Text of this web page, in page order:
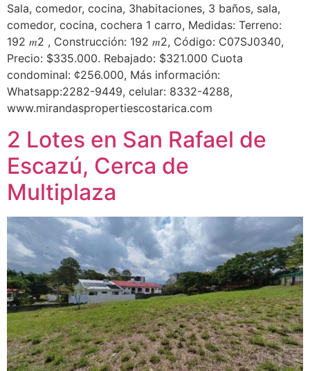
Sala, comedor, cocina, 3habitaciones, 3 baños, sala,
comedor, cocina, cochera 1 carro, Medidas: Terreno:
192 𝑚2 , Construcción: 192 𝑚2, Código: C07SJ0340,
Precio: $335.000. Rebajado: $321.000 Cuota
condominal: ¢256.000, Más información:
Whatsapp:2282-9449, celular: 8332-4288,
www.mirandaspropertiescostarica.com
2 Lotes en San Rafael de
Escazú, Cerca de
Multiplaza